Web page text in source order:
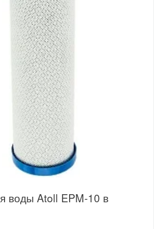
воды Atoll EPM-10 в